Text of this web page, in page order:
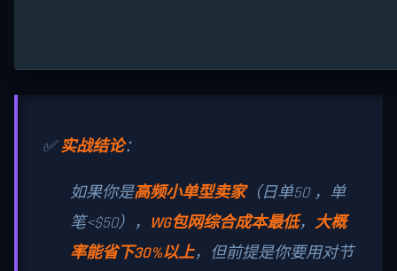
✅实战结论：
如果你是高频小单型卖家（日单50 ，单
笔<$50）， WG包网综合成本最低， 大概
率能省下30%以上，但前提是你要用对节